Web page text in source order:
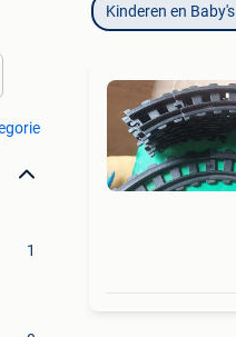
1
Kinderen en Baby's